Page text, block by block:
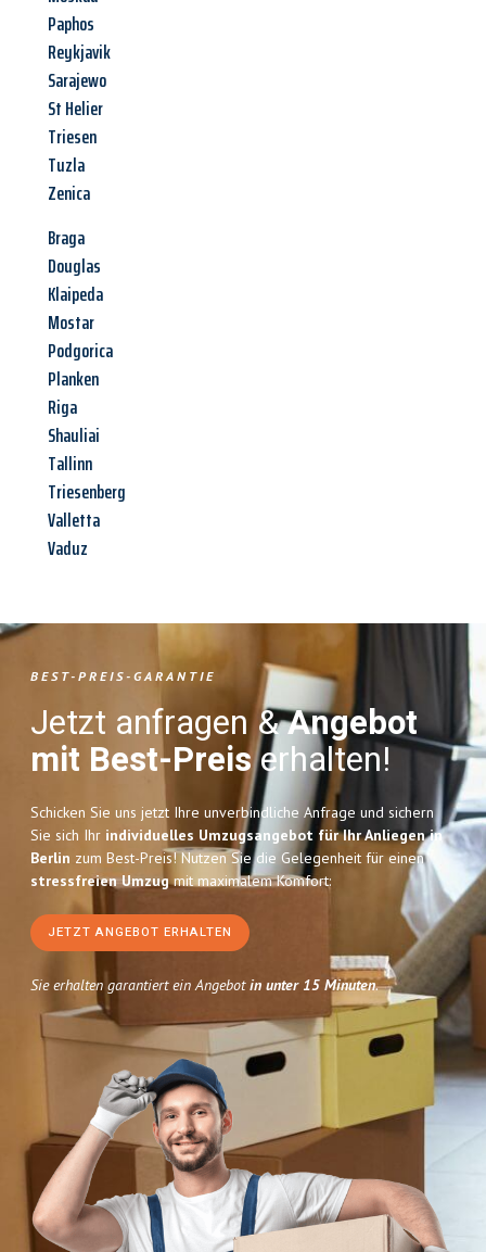
Paphos
Reykjavik
Sarajewo
St Helier
Triesen
Tuzla
Zenica
Braga
Douglas
Klaipeda
Mostar
Podgorica
Planken
Riga
Shauliai
Tallinn
Triesenberg
Valletta
Vaduz
BEST-PREIS-GARANTIE
Jetzt anfragen &Angebot
mit Best-Preiserhalten!
Schicken Sie uns jetzt Ihre unverbindliche Anfrage und sichern
Sie sich Ihr individuelles Umzugsangebot für Ihr Anliegen in
Berlin zum Best-Preis! Nutzen Sie die Gelegenheit für einen
stressfreien Umzugmit maximalem Komfort:
JETZT ANGEBOT ERHALTEN
Sie erhalten garantiert ein Angebotin unter 15 Minuten.